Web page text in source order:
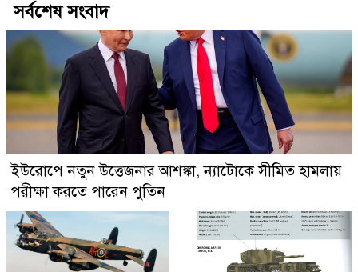
সর্বশেষ সংবাদ
ইউরোপে নতুন উত্তেজনার আশঙ্কা, ন্যাটোকে সীমিত হামলায়
পরীক্ষা করতে পারেন পুতিন